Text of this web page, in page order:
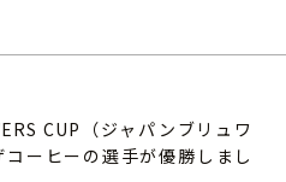
CUP（ジャパンブリュワ
ーヒーの選手が優勝しまし